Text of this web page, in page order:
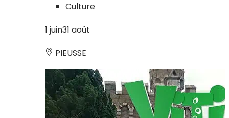
Culture
1 juin31 août
PIEUSSE